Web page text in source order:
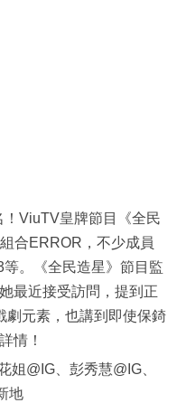
ViuTV皇牌節目《全民
合ERROR，不少成員
。《全民造星》節目監
最近接受訪問，提到正
劇元素，也講到即使保錡
情！
姐@IG、彭秀慧@IG、
地